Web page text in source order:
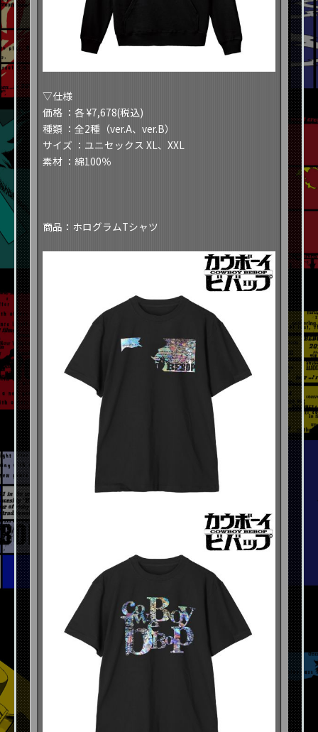
​​▽仕様​
​​価格 ：各 ¥7,678(税込)​
​​種類 ：全2種（ver.A、ver.B）​
​​サイズ ：ユニセックス XL、XXL​
​​素材 ：綿100％​
​​商品：ホログラムTシャツ​